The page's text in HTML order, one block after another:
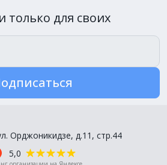
только для своих
Орджоникидзе, д.11, стр.44
5,0